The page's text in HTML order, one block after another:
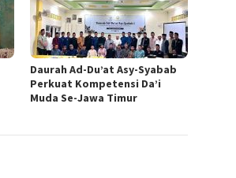
Daurah Ad-Du’at Asy-Syabab
Perkuat Kompetensi Da’i
Muda Se-Jawa Timur